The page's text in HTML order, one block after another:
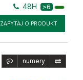
48H >6
ZAPYTAJ O PRODUKT
numery